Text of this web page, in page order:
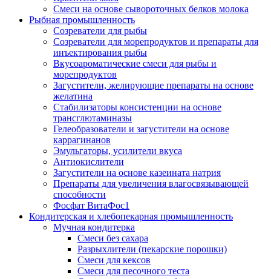
Смеси на основе сывороточных белков молока
Рыбная промышленность
Созреватели для рыбы
Созреватели для морепродуктов и препараты для
инъектирования рыбы
Вкусоароматические смеси для рыбы и
морепродуктов
Загустители, желирующие препараты на основе
желатина
Стабилизаторы консистенции на основе
трансглютаминазы
Гелеобразователи и загустители на основе
каррагинанов
Эмульгаторы, усилители вкуса
Антиокислители
Загустители на основе казеината натрия
Препараты для увеличения влагосвязывающей
способности
Фосфат ВитаФос1
Кондитерская и хлебопекарная промышленность
Мучная кондитерка
Смеси без сахара
Разрыхлители (пекарские порошки)
Смеси для кексов
Смеси для песочного теста